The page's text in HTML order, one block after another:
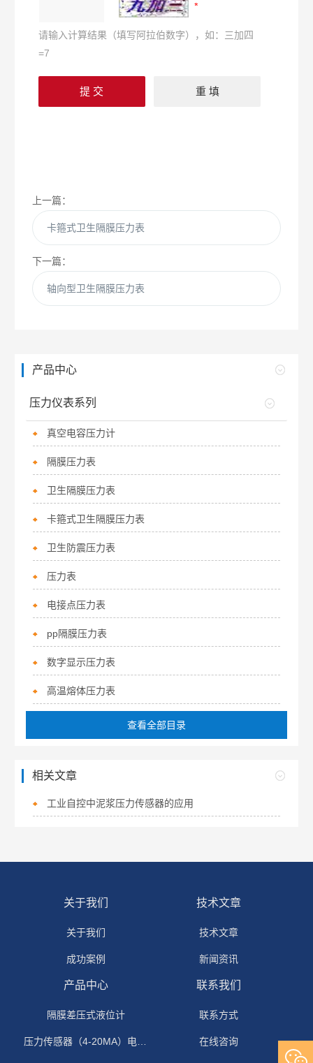
请输入计算结果（填写阿拉伯数字），如：三加四
=7
上一篇：
卡箍式卫生隔膜压力表
下一篇：
轴向型卫生隔膜压力表
产品中心
压力仪表系列
真空电容压力计
隔膜压力表
卫生隔膜压力表
卡箍式卫生隔膜压力表
卫生防震压力表
压力表
电接点压力表
pp隔膜压力表
数字显示压力表
高温熔体压力表
查看全部目录
相关文章
工业自控中泥浆压力传感器的应用
关于我们
关于我们
成功案例
技术文章
技术文章
新闻资讯
产品中心
隔膜差压式液位计
压力传感器（4-20MA）电流输出
联系我们
联系方式
在线咨询